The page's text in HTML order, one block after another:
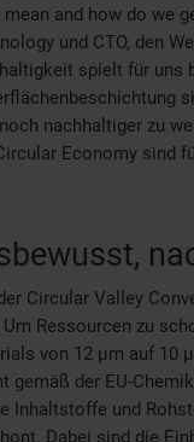
and how do we
und CTO, den
spielt für uns
nachhaltiger zu
Economy sind
Circular Valley
Ressourcen zu
von 12 µm auf 10
gemäß der EU-
Inhaltstoffe und
Dabei sind die